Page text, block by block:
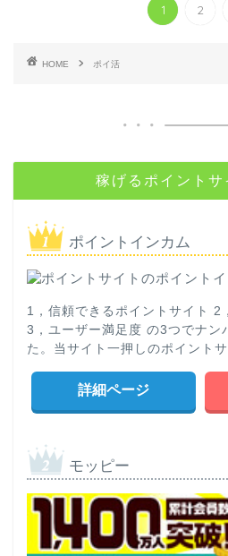
1 2
HOME ポイ活
稼げるポイントサ
ポイントインカム
1，信頼できるポイントサイト 2
3，ユーザー満足度 の3つでナン
た。当サイト一押しのポイントサ
詳細ページ
モッピー